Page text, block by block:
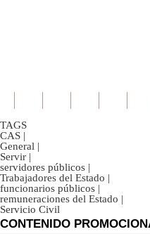
TAGS
CAS |
General |
Servir |
servidores públicos |
Trabajadores del Estado |
funcionarios públicos |
remuneraciones del Estado |
Servicio Civil